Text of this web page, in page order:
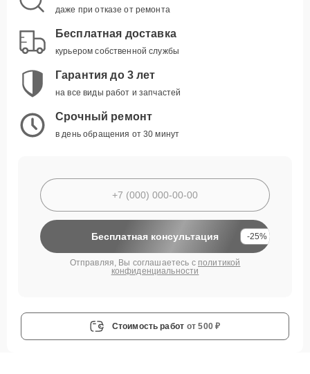
даже при отказе от ремонта
Бесплатная доставка
курьером собственной службы
Гарантия до 3 лет
на все виды работ и запчастей
Срочный ремонт
в день обращения от 30 минут
Бесплатная консультация -25%
Отправляя, Вы соглашаетесь с политикой
конфиденциальности
Стоимость работ от 500 ₽